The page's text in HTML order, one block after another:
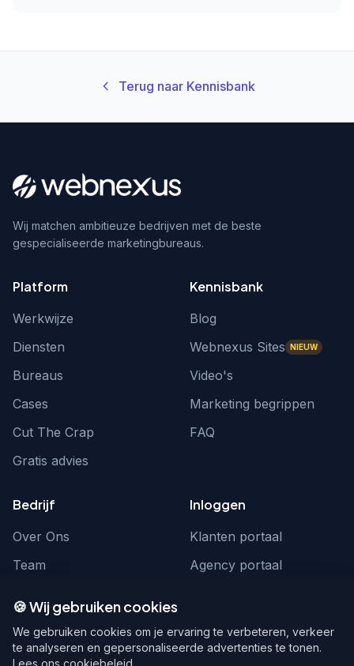
Terug naar Kennisbank
Wij matchen ambitieuze bedrijven met de beste
gespecialiseerde marketingbureaus.
Platform
Werkwijze
Diensten
Bureaus
Cases
Cut The Crap
Gratis advies
Kennisbank
Blog
Webnexus Sites NIEUW
Video's
Marketing begrippen
FAQ
Bedrijf
Over Ons
Team
Inloggen
Klanten portaal
Agency portaal
hello@webnexus.nl
085 004 1875
🍪 Wij gebruiken cookies
We gebruiken cookies om je ervaring te verbeteren, verkeer
te analyseren en gepersonaliseerde advertenties te tonen.
Lees ons cookiebeleid